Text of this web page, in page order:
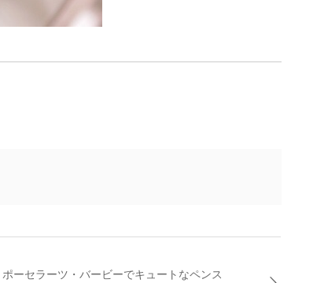
ポーセラーツ・バービーでキュートなペンス